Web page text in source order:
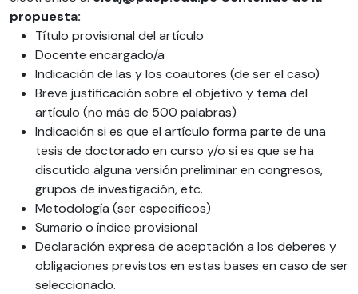
propuesta:
Título provisional del artículo
Docente encargado/a
Indicación de las y los coautores (de ser el caso)
Breve justificación sobre el objetivo y tema del
artículo (no más de 500 palabras)
Indicación si es que el artículo forma parte de una
tesis de doctorado en curso y/o si es que se ha
discutido alguna versión preliminar en congresos,
grupos de investigación, etc.
Metodología (ser específicos)
Sumario o índice provisional
Declaración expresa de aceptación a los deberes y
obligaciones previstos en estas bases en caso de ser
seleccionado.